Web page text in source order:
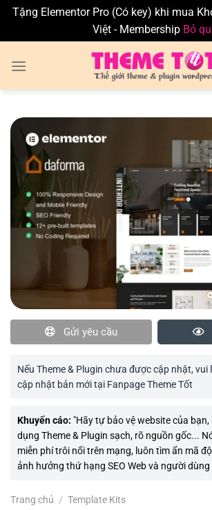
Tặng Elementor Pro (Có key) khi mua
Việt - Membership Bỏ
Gửi yêu cầu
Nếu Theme & Plugin chưa được cập nhật, vui
cập nhật bản mới tại Fanpage Theme Tốt
Khuyến cáo: "Hãy tự bảo vệ website của
dụng Theme & Plugin sạch, rõ nguồn gốc...
miễn phí trôi nổi trên mạng, luôn tìm ẩn mã
ảnh hưởng thứ hạng SEO Web và người dùng
Trang chủ / Template Kits